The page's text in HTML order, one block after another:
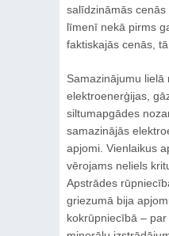
salīdzināmās
līmenī nekā pirms
faktiskajās cenās,
Samazinājumu
elektroenerģijas,
siltumapgādes
samazinājās
apjomi. Vienlaikus
vērojams neliels
Apstrādes
griezumā bija
kokrūpniecībā –